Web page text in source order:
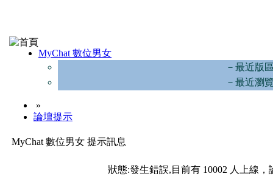
MyChat 數位男女
－最近版
－最近瀏
»
論壇提示
MyChat 數位男女 提示訊息
狀態:發生錯誤,目前有 10002 人上線